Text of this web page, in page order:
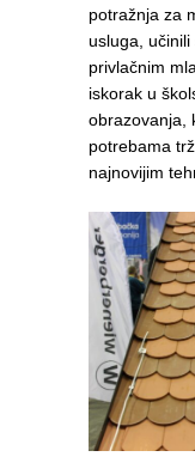
potražnja za
usluga,
privlačnim
iskorak u
obrazovanja,
potrebama
najnovijim